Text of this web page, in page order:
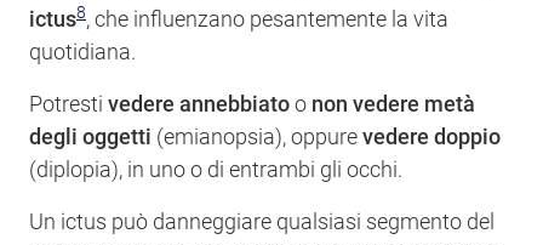
ictus8, che influenzano pesantemente la vita
quotidiana.
Potresti vedere annebbiatoo non vedere metà
degli oggetti (emianopsia), oppurevedere doppio
(diplopia), in uno o di entrambi gli occhi.
Un ictus può danneggiare qualsiasi segmento del